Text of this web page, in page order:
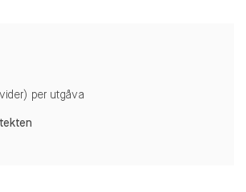
per utgåva